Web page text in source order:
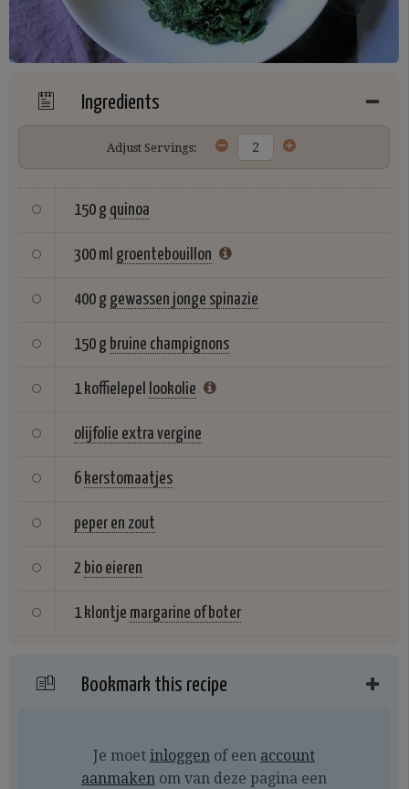
Ingredients
Adjust Servings:
150 g quinoa
300 ml groentebouillon
400 g gewassen jonge spinazie
150 g bruine champignons
1 koffielepel lookolie
olijfolie extra vergine
6 kerstomaatjes
peper en zout
2 bio eieren
1 klontje margarine of boter
Bookmark this recipe
Je moet inloggen of een account
aanmaken om van deze pagina een